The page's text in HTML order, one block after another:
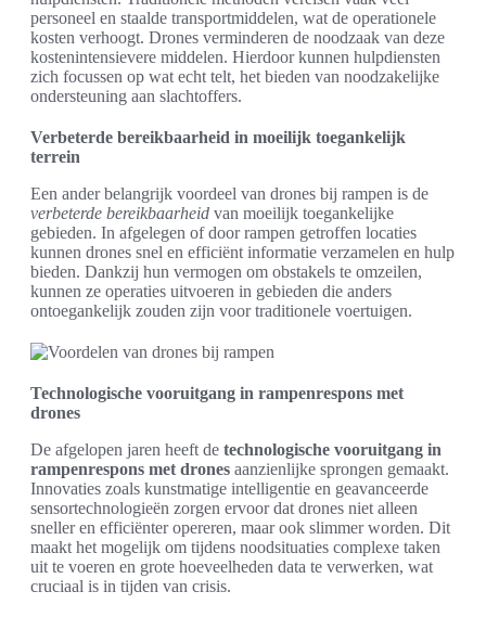
personeel en staalde transportmiddelen, wat de operationele
kosten verhoogt. Drones verminderen de noodzaak van deze
kostenintensievere middelen. Hierdoor kunnen hulpdiensten
zich focussen op wat echt telt, het bieden van noodzakelijke
ondersteuning aan slachtoffers.
Verbeterde bereikbaarheid in moeilijk toegankelijk
terrein
Een ander belangrijk voordeel van drones bij rampen is de
verbeterde bereikbaarheid van moeilijk toegankelijke
gebieden. In afgelegen of door rampen getroffen locaties
kunnen drones snel en efficiënt informatie verzamelen en hulp
bieden. Dankzij hun vermogen om obstakels te omzeilen,
kunnen ze operaties uitvoeren in gebieden die anders
ontoegankelijk zouden zijn voor traditionele voertuigen.
Technologische vooruitgang in rampenrespons met
drones
De afgelopen jaren heeft de technologische vooruitgang in
rampenrespons met drones aanzienlijke sprongen gemaakt.
Innovaties zoals kunstmatige intelligentie en geavanceerde
sensortechnologieën zorgen ervoor dat drones niet alleen
sneller en efficiënter opereren, maar ook slimmer worden. Dit
maakt het mogelijk om tijdens noodsituaties complexe taken
uit te voeren en grote hoeveelheden data te verwerken, wat
cruciaal is in tijden van crisis.